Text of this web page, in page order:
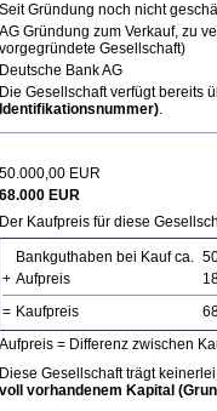
Seit Gründung noch nicht
AG Gründung zum Verkauf, zu
vorgegründete Gesellschaft)
Deutsche Bank AG
Die Gesellschaft verfügt bereits
Identifikationsnummer).
50.000,00 EUR
68.000 EUR
Der Kaufpreis für diese
Bankguthaben bei Kauf ca.
+ Aufpreis
= Kaufpreis
Aufpreis = Differenz zwischen
Diese Gesellschaft trägt
voll vorhandenem Kapital